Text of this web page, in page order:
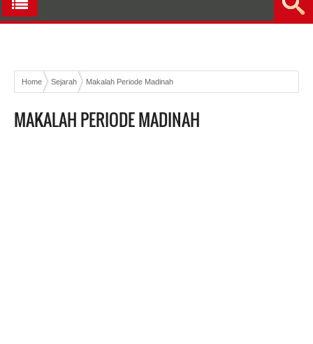
Home Sejarah Makalah Periode Madinah
MAKALAH PERIODE MADINAH